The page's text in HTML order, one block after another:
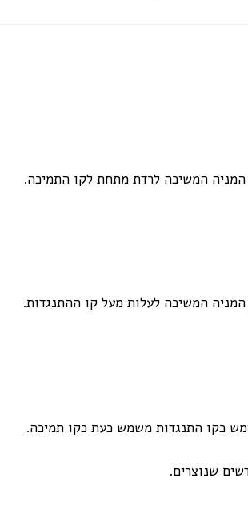
המניה המשיכה לרדת מתחת לקו התמיכה.
המשיכה לעלות מעל קו ההתנגדות.
כקו התנגדות משמש כעת כקו תמיכה.
שנוצרים.